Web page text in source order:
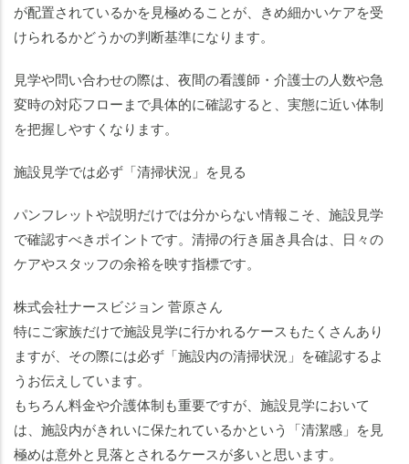
が配置されているかを見極めることが、きめ細かいケアを受
けられるかどうかの判断基準になります。
見学や問い合わせの際は、夜間の看護師・介護士の人数や急
変時の対応フローまで具体的に確認すると、実態に近い体制
を把握しやすくなります。
施設見学では必ず「清掃状況」を見る
パンフレットや説明だけでは分からない情報こそ、施設見学
で確認すべきポイントです。清掃の行き届き具合は、日々の
ケアやスタッフの余裕を映す指標です。
株式会社ナースビジョン 菅原さん
特にご家族だけで施設見学に行かれるケースもたくさんあり
ますが、その際には必ず「施設内の清掃状況」を確認するよ
うお伝えしています。
もちろん料金や介護体制も重要ですが、施設見学において
は、施設内がきれいに保たれているかという「清潔感」を見
極めは意外と見落とされるケースが多いと思います。